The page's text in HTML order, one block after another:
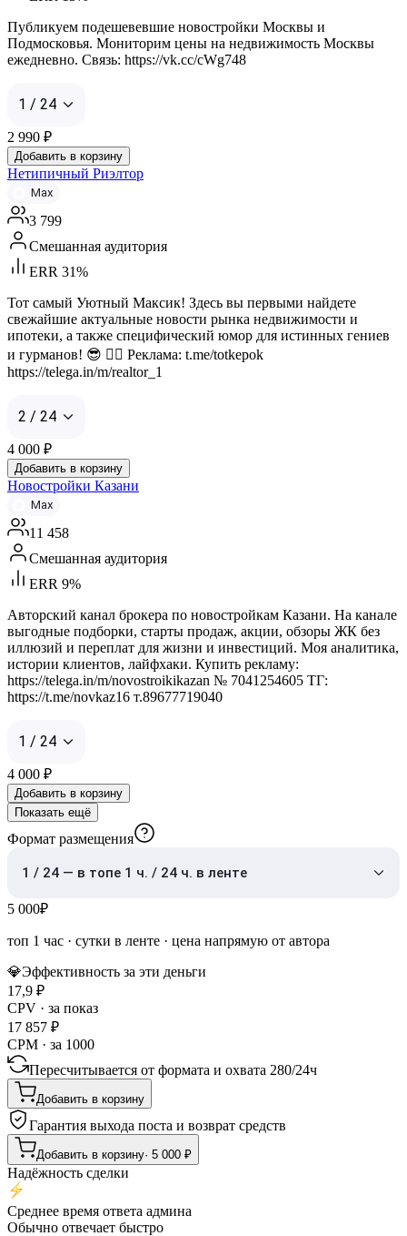
Публикуем подешевевшие новостройки Москвы и
Подмосковья. Мониторим цены на недвижимость Москвы
ежедневно. Связь: https://vk.cc/cWg748
1 / 24
2 990 ₽
Добавить в корзину
Нетипичный Риэлтор
Max
3 799
Смешанная аудитория
ERR 31%
Тот самый Уютный Максик! Здесь вы первыми найдете
свежайшие актуальные новости рынка недвижимости и
ипотеки, а также специфический юмор для истинных гениев
и гурманов! 😎 ✍🏼 Реклама: t.me/totkepok
https://telega.in/m/realtor_1
2 / 24
4 000 ₽
Добавить в корзину
Новостройки Казани
Max
11 458
Смешанная аудитория
ERR 9%
Авторский канал брокера по новостройкам Казани. На канале
выгодные подборки, старты продаж, акции, обзоры ЖК без
иллюзий и переплат для жизни и инвестиций. Моя аналитика,
истории клиентов, лайфхаки. Купить рекламу:
https://telega.in/m/novostroikikazan № 7041254605 ТГ:
https://t.me/novkaz16 т.89677719040
1 / 24
4 000 ₽
Добавить в корзину
Показать ещё
Формат размещения
1 / 24 — в топе 1 ч. / 24 ч. в ленте
5 000₽
топ 1 час · сутки в ленте · цена напрямую от автора
💎Эффективность за эти деньги
17,9 ₽
CPV · за показ
17 857 ₽
CPM · за 1000
Пересчитывается от формата и охвата 280/24ч
Добавить в корзину
Гарантия выхода поста и возврат средств
Добавить в корзину· 5 000 ₽
Надёжность сделки
Среднее время ответа админа
Обычно отвечает быстро